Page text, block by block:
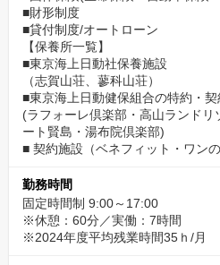
■財形制度
■貸付制度/オートローン
【保養所一覧】
■東京海上日動社保養施設
（志賀山荘、蓼科山荘）
■東京海上日動健保組合の特約・
(ラフォーレ倶楽部・高山ランド
ート賢島・湯布院倶楽部)
■ 契約施設（ベネフィット・ワンの
勤務時間
固定時間制 9:00～17:00
※休憩：60分／実働：7時間
※2024年度平均残業時間35ｈ/月